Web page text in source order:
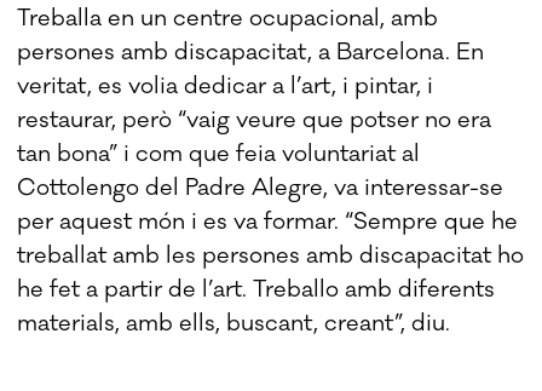
Treballa en un centre ocupacional, amb
persones amb discapacitat, a Barcelona. En
veritat, es volia dedicar a l’art, i pintar, i
restaurar, però “vaig veure que potser no era
tan bona” i com que feia voluntariat al
Cottolengo del Padre Alegre, va interessar-se
per aquest món i es va formar. “Sempre que he
treballat amb les persones amb discapacitat ho
he fet a partir de l’art. Treballo amb diferents
materials, amb ells, buscant, creant”, diu.